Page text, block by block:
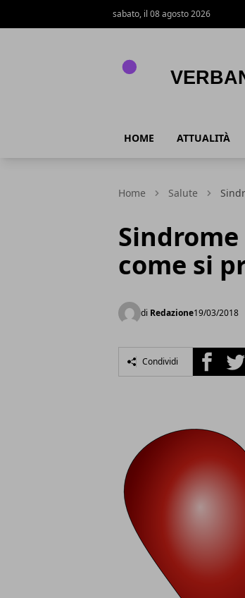
sabato, il 08 agosto 2026
HOME ATTUALITÀ
Home Salute
come si
di Redazione19/03/2018
Condividi Facebook